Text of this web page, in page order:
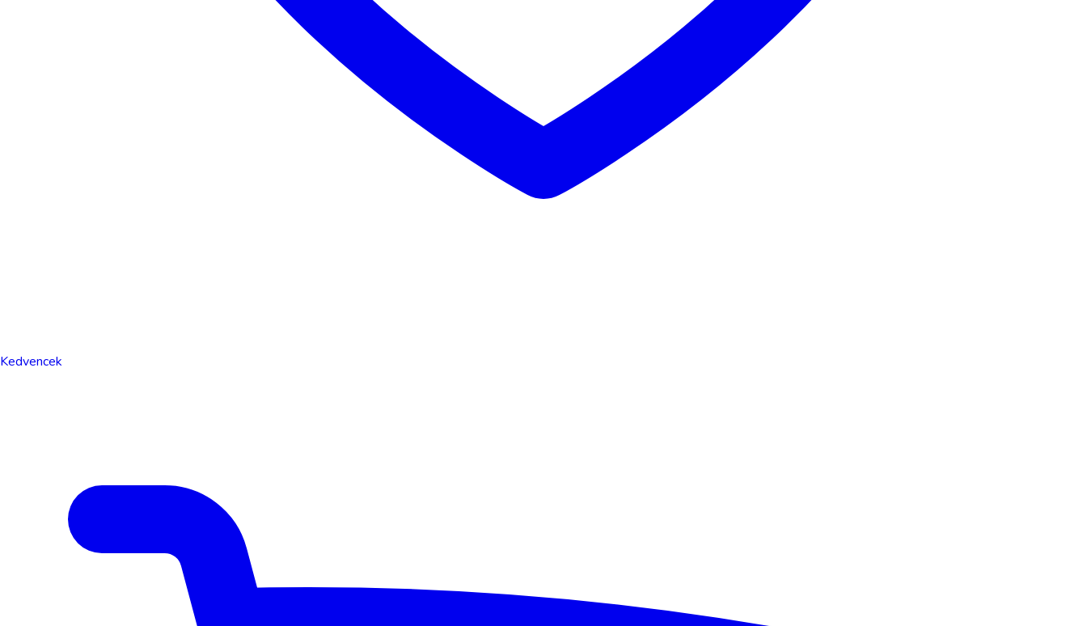
Kedvencek